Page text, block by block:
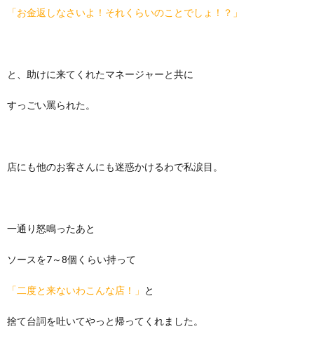
「お金返しなさいよ！それくらいのことでしょ！？」
と、助けに来てくれたマネージャーと共に
すっごい罵られた。
店にも他のお客さんにも迷惑かけるわで私涙目。
一通り怒鳴ったあと
ソースを7～8個くらい持って
「二度と来ないわこんな店！」 と
捨て台詞を吐いてやっと帰ってくれました。